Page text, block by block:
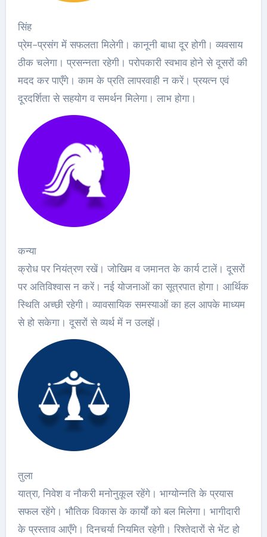
सिंह
प्रेम-प्रसंग में सफलता मिलेगी। कानूनी बाधा दूर होगी। व्यवसाय
ठीक चलेगा। प्रसन्नता रहेगी। परोपकारी स्वभाव होने से दूसरों की
मदद कर पाएँगे। काम के प्रति लापरवाही न करें। प्रयत्न एवं
दूरदर्शिता से सहयोग व समर्थन मिलेगा। लाभ होगा।
कन्या
क्रोध पर नियंत्रण रखें। जोखिम व जमानत के कार्य टालें। दूसरों
पर अतिविश्वास न करें। नई योजनाओं का सूत्रपात होगा। आर्थिक
स्थिति अच्छी रहेगी। व्यावसायिक समस्याओं का हल आपके माध्यम
से हो सकेगा। दूसरों से व्यर्थ में न उलझें।
तुला
यात्रा, निवेश व नौकरी मनोनुकूल रहेंगे। भाग्योन्नति के प्रयास
सफल रहेंगे। भौतिक विकास के कार्यों को बल मिलेगा। भागीदारी
के प्रस्ताव आएँगे। दिनचर्या नियमित रहेगी। रिश्तेदारों से भेंट हो